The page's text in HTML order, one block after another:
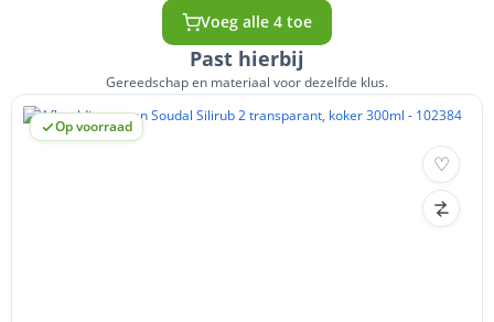
Voeg alle 4 toe
Past hierbij
Gereedschap en materiaal voor dezelfde klus.
Op voorraad